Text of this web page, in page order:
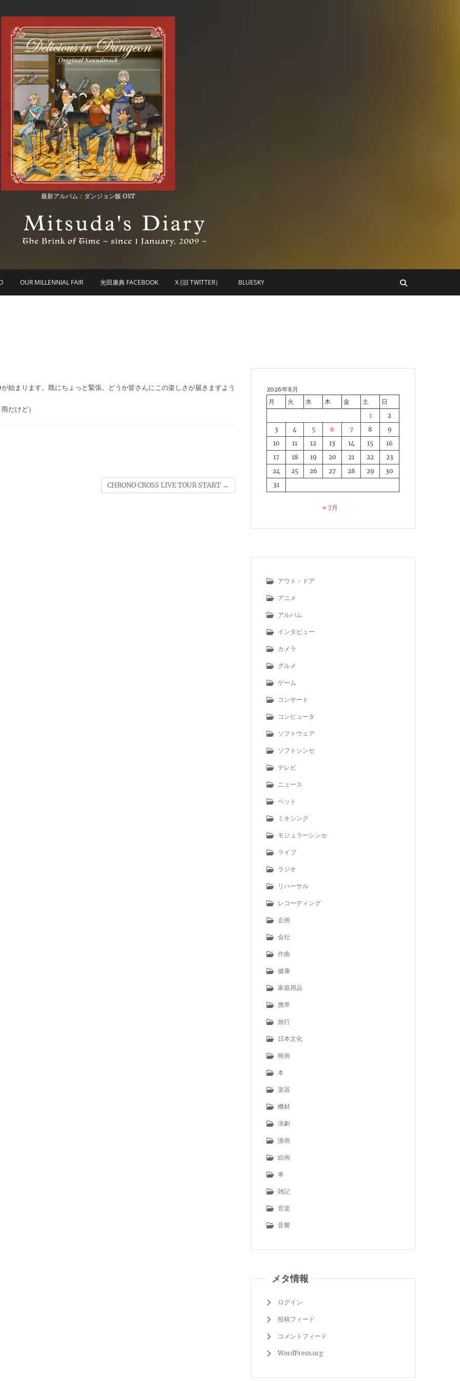
最新アルバム：ダンジョン飯 OST
Diary
OUR MILLENNIAL FAIR 光田康典 FACEBOOK X (旧 TWITTER） BLUESKY
まります。既にちょっと緊張。どうか皆さんにこの楽しさが届きますよう
だけど）
CHRONO CROSS LIVE TOUR START →
2026年8月
月
火 水 木 金 土
日
1
2
3
4 5 6 7 8
9
10
11 12 13 14 15
16
17
18 19 20 21 22
23
24
25 26 27 28 29
30
31
« 7月
アウト・ドア
アニメ
アルバム
インタビュー
カメラ
グルメ
ゲーム
コンサート
コンピュータ
ソフトウェア
ソフトシンセ
テレビ
ニュース
ペット
ミキシング
モジュラーシンセ
ライブ
ラジオ
リハーサル
レコーディング
企画
会社
作曲
健康
家庭用品
携帯
旅行
日本文化
映画
本
楽器
機材
演劇
漫画
絵画
車
雑記
音楽
音響
メタ情報
ログイン
投稿フィード
コメントフィード
WordPress.org